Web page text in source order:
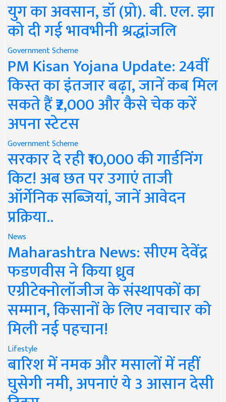
युग का अवसान, डॉ (प्रो). बी. एल. झा
को दी गई भावभीनी श्रद्धांजलि
Government Scheme
PM Kisan Yojana Update: 24वीं
किस्त का इंतजार बढ़ा, जानें कब मिल
सकते हैं ₹2,000 और कैसे चेक करें
अपना स्टेटस
Government Scheme
सरकार दे रही ₹10,000 की गार्डनिंग
किट! अब छत पर उगाएं ताजी
ऑर्गेनिक सब्जियां, जानें आवेदन
प्रक्रिया..
News
Maharashtra News: सीएम देवेंद्र
फडणवीस ने किया ध्रुव
एग्रीटेक्नोलॉजीज के संस्थापकों का
सम्मान, किसानों के लिए नवाचार को
मिली नई पहचान!
Lifestyle
बारिश में नमक और मसालों में नहीं
घुसेगी नमी, अपनाएं ये 3 आसान देसी